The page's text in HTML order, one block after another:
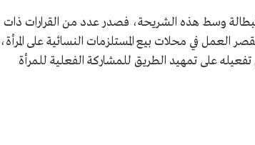
وسط هذه الشريحة، فصدر عدد من القرارات ذات
المرأة، ويُعد القرار رقم 120 الصادر عام 1425هـ، بقصر العمل في محلات بيع المستلزمات النسائية على المرأة،
على تمهيد الطريق للمشاركة الفعلية للمرأة